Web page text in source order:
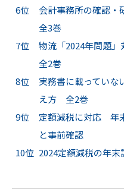
6位
会計事務所の確認
全3巻
7位
物流「2024年問題
全2巻
8位
実務書に載ってい
え方 全2巻
9位
定額減税に対応 年
と事前確認
10位 2024定額減税の年